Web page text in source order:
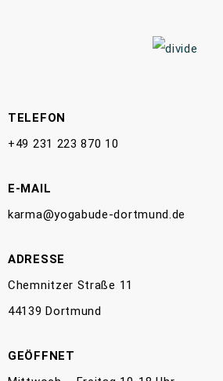
TELEFON
+49 231 223 870 10
E-MAIL
karma@yogabude-dortmund.de
ADRESSE
Chemnitzer Straße 11
44139 Dortmund
GEÖFFNET